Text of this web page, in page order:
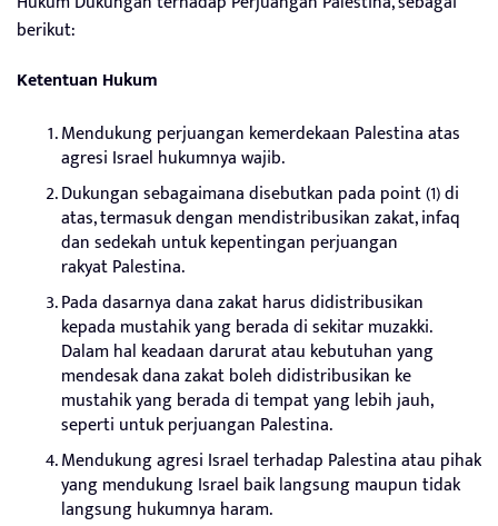
berikut:
Ketentuan Hukum
Mendukung perjuangan kemerdekaan Palestina atas
agresi Israel hukumnya wajib.
Dukungan sebagaimana disebutkan pada point (1) di
atas, termasuk dengan mendistribusikan zakat, infaq
dan sedekah untuk kepentingan perjuangan
rakyat Palestina.
Pada dasarnya dana zakat harus didistribusikan
kepada mustahik yang berada di sekitar muzakki.
Dalam hal keadaan darurat atau kebutuhan yang
mendesak dana zakat boleh didistribusikan ke
mustahik yang berada di tempat yang lebih jauh,
seperti untuk perjuangan Palestina.
Mendukung agresi Israel terhadap Palestina atau pihak
yang mendukung Israel baik langsung maupun tidak
langsung hukumnya haram.